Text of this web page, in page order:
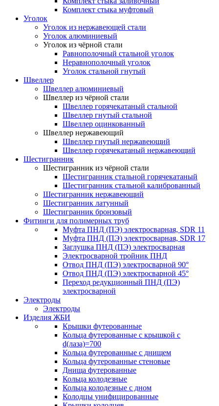
Комплект стыка муфтовый
Уголок
Уголок из нержавеющей стали
Уголок алюминиевый
Уголок из чёрной стали
Равнополочный стальной уголок
Неравнополочный уголок
Уголок стальной гнутый
Швеллер
Швеллер алюминиевый
Швеллер из чёрной стали
Швеллер горячекатаный стальной
Швеллер гнутый стальной
Швеллер оцинкованный
Швеллер нержавеющий
Швеллер гнутый нержавеющий
Швеллер горячекатаный нержавеющий
Шестигранник
Шестигранник из чёрной стали
Шестигранник стальной горячекатаный
Шестигранник стальной калиброванный
Шестигранник нержавеющий
Шестигранник латунный
Шестигранник бронзовый
Фитинги для полимерных труб
Муфта ПНД (ПЭ) электросварная, SDR 11
Муфта ПНД (ПЭ) электросварная, SDR 17
Заглушка ПНД (ПЭ) электросварная
Электросварной тройник ПНД
Отвод ПНД (ПЭ) электросварной 90°
Отвод ПНД (ПЭ) электросварной 45°
Переход редукционный ПНД (ПЭ)
электросварной
Электроды
Электроды
Изделия ЖБИ
Крышки футерованные
Кольца футерованные с крышкой с
d(лаза)=700
Кольца футерованные с днищем
Кольца футерованные стеновые
Днища футерованные
Кольца колодезные
Кольца колодезные с дном
Колодцы унифицированные